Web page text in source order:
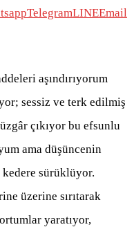
TelegramLINEEmail
aşındırıyorum
sessiz ve terk edilmiş
çıkıyor bu efsunlu
ama düşüncenin
sürüklüyor.
üzerine sırıtarak
yaratıyor,